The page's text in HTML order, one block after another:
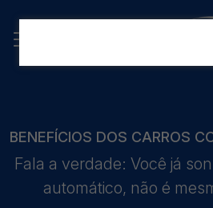
BENEFÍCIOS DOS CARROS
Fala a verdade: Você já
automático, não é